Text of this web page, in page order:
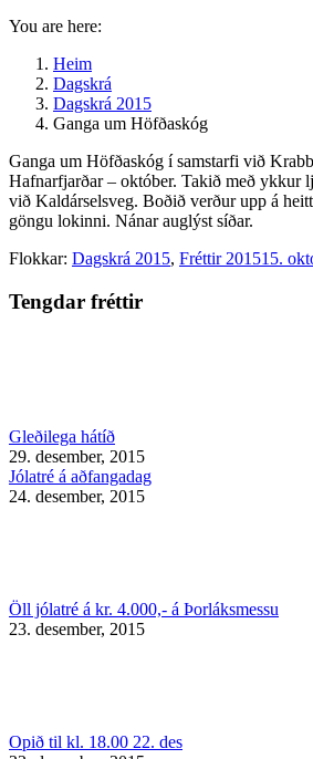
You are here:
Heim
Dagskrá
Dagskrá 2015
Ganga um Höfðaskóg
Ganga um Höfðaskóg í samstarfi við
Hafnarfjarðar – október. Takið með
við Kaldárselsveg. Boðið verður upp á
göngu lokinni. Nánar auglýst síðar.
Flokkar: Dagskrá 2015, Fréttir 201515.
Tengdar fréttir
Gleðilega hátíð
29. desember, 2015
Jólatré á aðfangadag
24. desember, 2015
Öll jólatré á kr. 4.000,- á Þorláksmessu
23. desember, 2015
Opið til kl. 18.00 22. des